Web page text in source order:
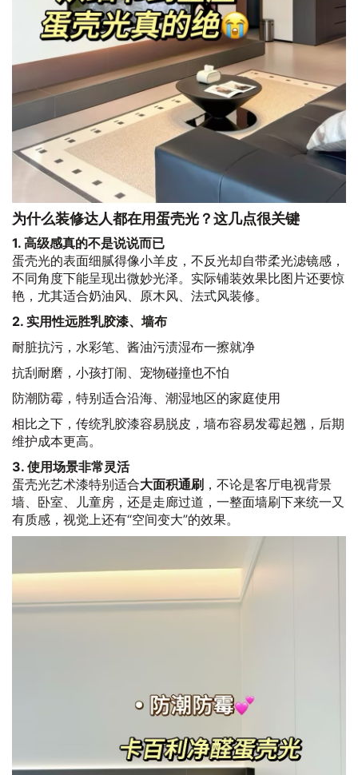
为什么装修达人都在用蛋壳光？这几点很关键
1. 高级感真的不是说说而已
蛋壳光的表面细腻得像小羊皮，不反光却自带柔光滤镜感，
不同角度下能呈现出微妙光泽。实际铺装效果比图片还要惊
艳，尤其适合奶油风、原木风、法式风装修。
2. 实用性远胜乳胶漆、墙布
耐脏抗污，水彩笔、酱油污渍湿布一擦就净
抗刮耐磨，小孩打闹、宠物碰撞也不怕
防潮防霉，特别适合沿海、潮湿地区的家庭使用
相比之下，传统乳胶漆容易脱皮，墙布容易发霉起翘，后期
维护成本更高。
3. 使用场景非常灵活
蛋壳光艺术漆特别适合大面积通刷 ，不论是客厅电视背景
墙、卧室、儿童房，还是走廊过道，一整面墙刷下来统一又
有质感，视觉上还有“空间变大”的效果。